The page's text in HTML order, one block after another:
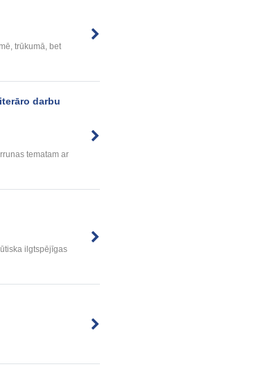
trūkumā, bet
darbu
tematam ar
ilgtspējīgas